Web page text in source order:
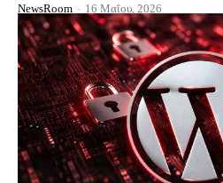
NewsRoom - 16 Μαΐου, 2026